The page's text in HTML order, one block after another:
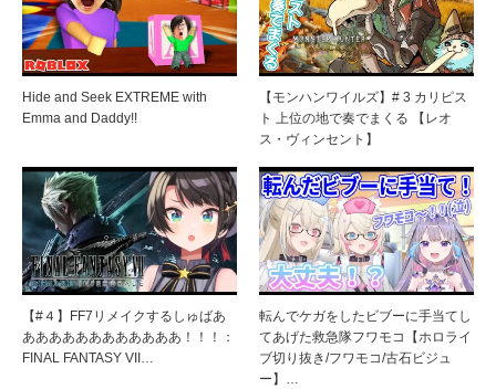
Hide and Seek EXTREME with
Emma and Daddy!!
【モンハンワイルズ】# 3 カリピス
ト 上位の地で奏でまくる 【レオ
ス・ヴィンセント】
【#４】FF7リメイクするしゅばあ
ああああああああああああ！！！：
FINAL FANTASY VII…
転んでケガをしたビブーに手当てし
てあげた救急隊フワモコ【ホロライ
ブ切り抜き/フワモコ/古石ビジュ
ー】…